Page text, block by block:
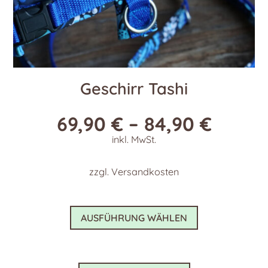
Geschirr Tashi
69,90€ – 84,90€
inkl. MwSt.
zzgl. Versandkosten
AUSFÜHRUNG WÄHLEN
Dieses
weist